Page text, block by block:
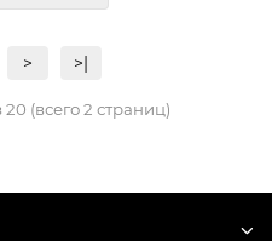
> >|
20 (всего 2 страниц)